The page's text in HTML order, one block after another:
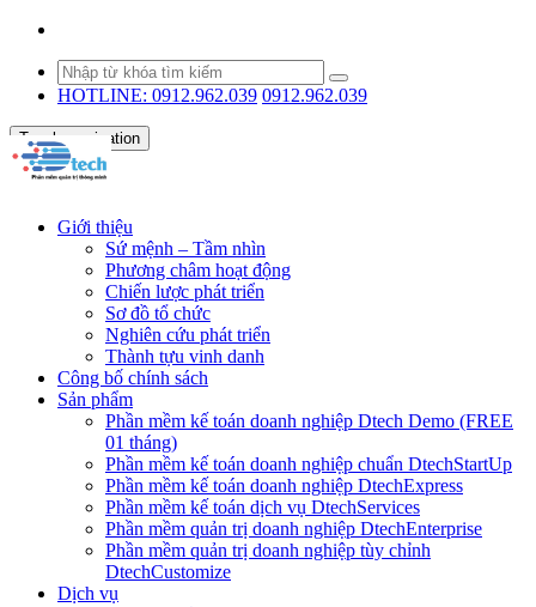
HOTLINE: 0912.962.039 0912.962.039
Toggle navigation
Giới thiệu
Sứ mệnh – Tầm nhìn
Phương châm hoạt động
Chiến lược phát triển
Sơ đồ tổ chức
Nghiên cứu phát triển
Thành tựu vinh danh
Công bố chính sách
Sản phẩm
Phần mềm kế toán doanh nghiệp Dtech Demo (FREE
01 tháng)
Phần mềm kế toán doanh nghiệp chuẩn DtechStartUp
Phần mềm kế toán doanh nghiệp DtechExpress
Phần mềm kế toán dịch vụ DtechServices
Phần mềm quản trị doanh nghiệp DtechEnterprise
Phần mềm quản trị doanh nghiệp tùy chỉnh
DtechCustomize
Dịch vụ